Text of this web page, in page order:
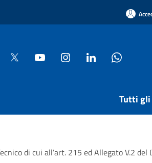
Tutti
di cui all’art. 215 ed Allegato V.2 del